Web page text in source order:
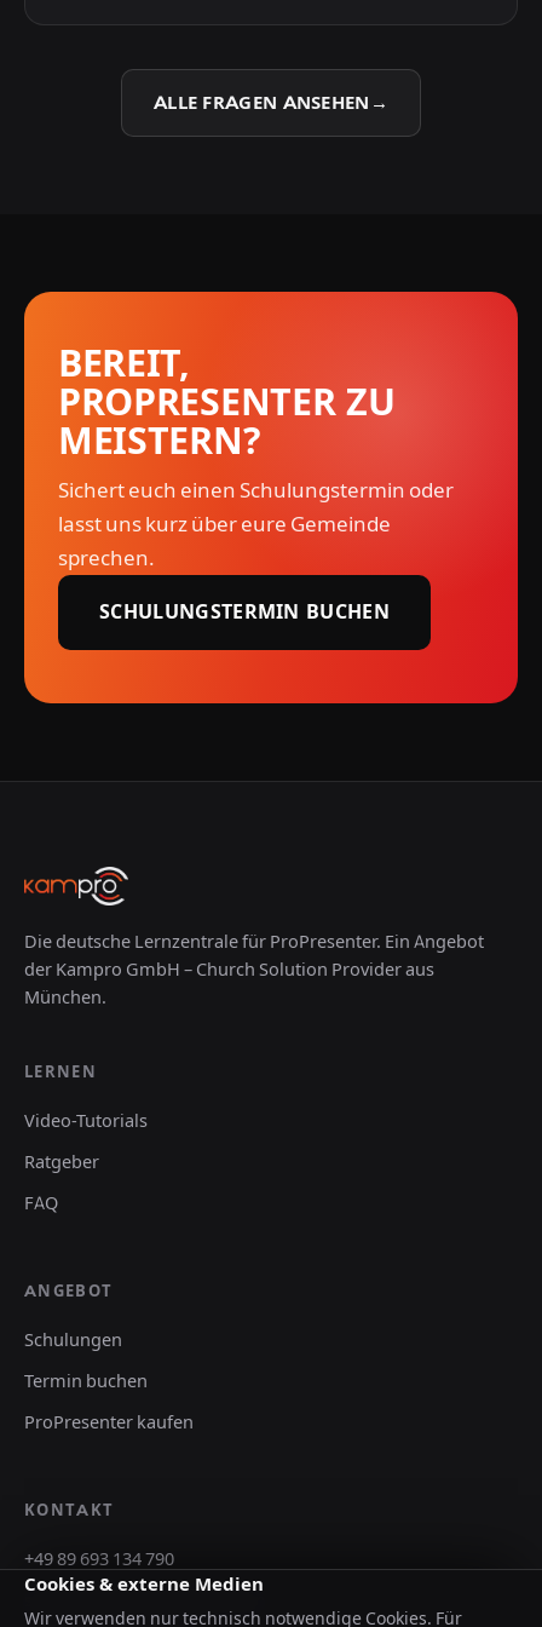
dass auch neue Ehrenamtliche schnell und
sicher mitarbeiten können – ohne dass alles an
einer Person hängt.
ALLE FRAGEN ANSEHEN →
BEREIT,
PROPRESENTER ZU
MEISTERN?
Sichert euch einen Schulungstermin oder
lasst uns kurz über eure Gemeinde
sprechen.
SCHULUNGSTERMIN BUCHEN
Die deutsche Lernzentrale für ProPresenter. Ein Angebot
der Kampro GmbH – Church Solution Provider aus
München.
LERNEN
Video-Tutorials
Ratgeber
FAQ
ANGEBOT
Schulungen
Termin buchen
ProPresenter kaufen
KONTAKT
+49 89 693 134 790
Cookies & externe Medien
Wir verwenden nur technisch notwendige Cookies. Für